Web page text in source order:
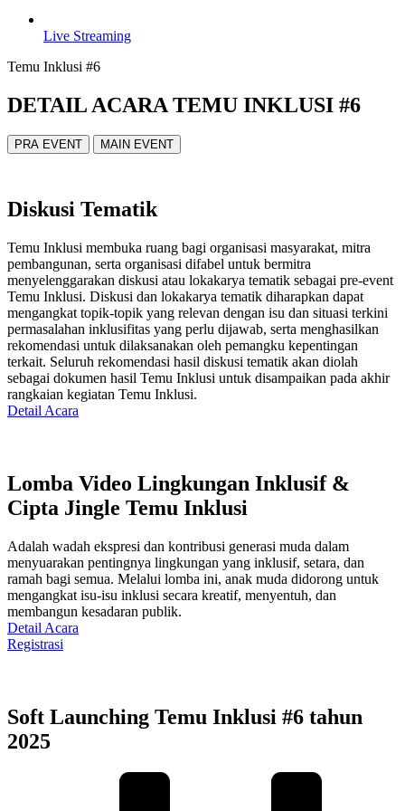
Live Streaming
Temu Inklusi #6
DETAIL ACARA TEMU INKLUSI #6
PRA EVENT MAIN EVENT
Diskusi Tematik
Temu Inklusi membuka ruang bagi organisasi masyarakat, mitra
pembangunan, serta organisasi difabel untuk bermitra
menyelenggarakan diskusi atau lokakarya tematik sebagai pre-event
Temu Inklusi. Diskusi dan lokakarya tematik diharapkan dapat
mengangkat topik-topik yang relevan dengan isu dan situasi terkini
permasalahan inklusifitas yang perlu dijawab, serta menghasilkan
rekomendasi untuk dilaksanakan oleh pemangku kepentingan
terkait. Seluruh rekomendasi hasil diskusi tematik akan diolah
sebagai dokumen hasil Temu Inklusi untuk disampaikan pada akhir
rangkaian kegiatan Temu Inklusi.
Detail Acara
Lomba Video Lingkungan Inklusif &
Cipta Jingle Temu Inklusi
Adalah wadah ekspresi dan kontribusi generasi muda dalam
menyuarakan pentingnya lingkungan yang inklusif, setara, dan
ramah bagi semua. Melalui lomba ini, anak muda didorong untuk
mengangkat isu-isu inklusi secara kreatif, menyentuh, dan
membangun kesadaran publik.
Detail Acara
Registrasi
Soft Launching Temu Inklusi #6 tahun
2025